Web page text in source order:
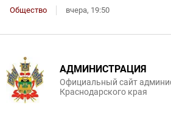
Общество вчера, 19:50
АДМИНИСТРАЦИЯ
Официальный сайт
Краснодарского края